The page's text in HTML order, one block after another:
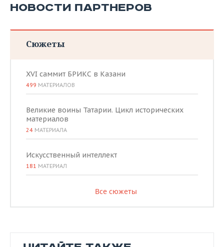
НОВОСТИ ПАРТНЕРОВ
Сюжеты
XVI саммит БРИКС в Казани
499 МАТЕРИАЛОВ
Великие воины Татарии. Цикл исторических
материалов
24 МАТЕРИАЛА
Искусственный интеллект
181 МАТЕРИАЛ
Все сюжеты